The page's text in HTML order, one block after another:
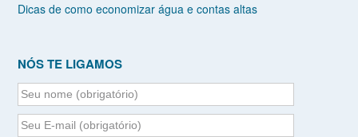
Dicas de como economizar água e contas altas
NÓS TE LIGAMOS